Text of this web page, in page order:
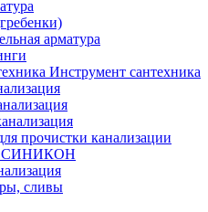
арматура
Инструмент сантехника
прочистки канализации
СИНИКОН
сливы